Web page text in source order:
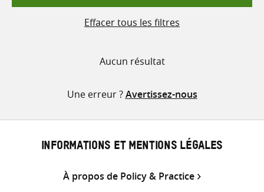
Effacer tous les filtres
Aucun résultat
Une erreur ?Avertissez-nous
INFORMATIONS ET MENTIONS LÉGALES
À propos de Policy & Practice